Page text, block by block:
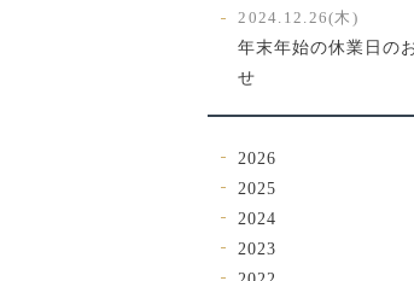
2024.12.26(木)
年末年始の休業日の
せ
2026
2025
2024
2023